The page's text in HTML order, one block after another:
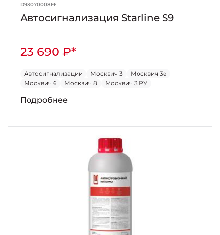
D98070008FF
Автосигнализация Starline S9
23 690 ₽*
Автосигнализации Москвич 3
Москвич 3е
Москвич 6
Москвич 8 Москвич 3 РУ
Подробнее